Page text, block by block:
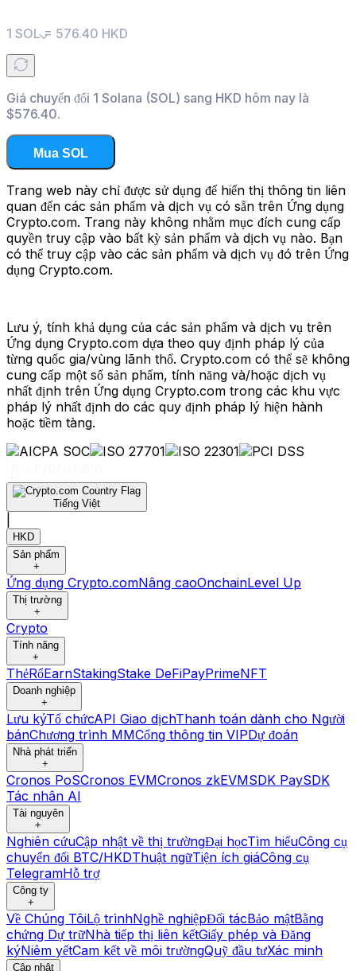
1 SOL= 576.40 HKD
Giá chuyển đổi 1 Solana (SOL) sang HKD hôm nay là
$576.40.
Mua SOL
Trang web này chỉ được sử dụng để hiển thị thông tin liên
quan đến các sản phẩm và dịch vụ có sẵn trên Ứng dụng
Crypto.com. Trang này không nhằm mục đích cung cấp
quyền truy cập vào bất kỳ sản phẩm và dịch vụ nào. Bạn
có thể truy cập vào các sản phẩm và dịch vụ đó trên Ứng
dụng Crypto.com.
Lưu ý, tính khả dụng của các sản phẩm và dịch vụ trên
Ứng dụng Crypto.com dựa theo quy định pháp lý của
từng quốc gia/vùng lãnh thổ. Crypto.com có thể sẽ không
cung cấp một số sản phẩm, tính năng và/hoặc dịch vụ
nhất định trên Ứng dụng Crypto.com trong các khu vực
pháp lý nhất định do các quy định pháp lý hiện hành
hoặc tiềm tàng.
Tiếng Việt
HKD
Sản phẩm
+
Ứng dụng Crypto.comNâng caoOnchainLevel Up
Thị trường
+
Crypto
Tính năng
+
ThẻRổEarnStakingStake DeFiPayPrimeNFT
Doanh nghiệp
+
Lưu kýTổ chứcAPI Giao dịchThanh toán dành cho Người
bánChương trình MMCổng thông tin VIPDự đoán
Nhà phát triển
+
Cronos PoSCronos EVMCronos zkEVMSDK PaySDK
Tác nhân AI
Tài nguyên
+
Nghiên cứuCập nhật về thị trườngĐại họcTìm hiểuCông cụ
chuyển đổi BTC/HKDThuật ngữTiện ích giáCông cụ
TelegramHỗ trợ
Công ty
+
Về Chúng TôiLộ trìnhNghề nghiệpĐối tácBảo mậtBằng
chứng Dự trữNhà tiếp thị liên kếtGiấy phép và Đăng
kýNiêm yếtCam kết về môi trườngQuỹ đầu tưXác minh
Cập nhật